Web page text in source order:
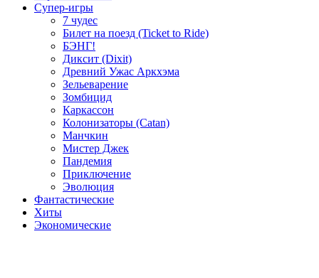
Супер-игры
7 чудес
Билет на поезд (Ticket to Ride)
БЭНГ!
Диксит (Dixit)
Древний Ужас Аркхэма
Зельеварение
Зомбицид
Каркассон
Колонизаторы (Catan)
Манчкин
Мистер Джек
Пандемия
Приключение
Эволюция
Фантастические
Хиты
Экономические